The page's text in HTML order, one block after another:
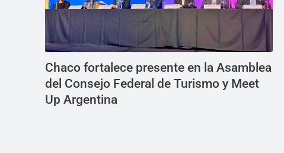
Chaco fortalece presente en la Asamblea
del Consejo Federal de Turismo y Meet
Up Argentina